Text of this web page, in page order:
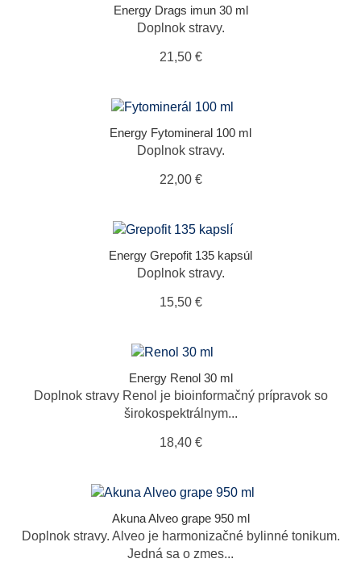
Energy Drags imun 30 ml
Doplnok stravy.
21,50 €
Energy Fytomineral 100 ml
Doplnok stravy.
22,00 €
Energy Grepofit 135 kapsúl
Doplnok stravy.
15,50 €
Energy Renol 30 ml
Doplnok stravy Renol je bioinformačný prípravok so
širokospektrálnym...
18,40 €
Akuna Alveo grape 950 ml
Doplnok stravy. Alveo je harmonizačné bylinné tonikum.
Jedná sa o zmes...